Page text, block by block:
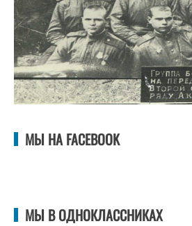
МЫ НА FACEBOOK
МЫ В ОДНОКЛАССНИКАХ